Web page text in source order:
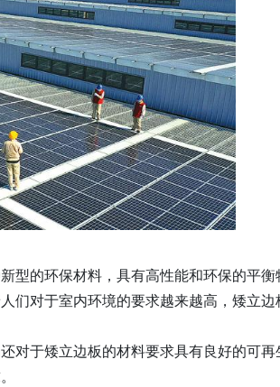
的环保材料，具有高性能和环保的平衡
对于室内环境的要求越来越高，矮立
于矮立边板的材料要求具有良好的可